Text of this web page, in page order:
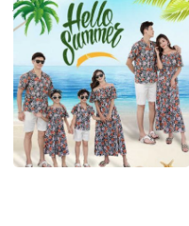
Đồng Phục Đi Biển 4